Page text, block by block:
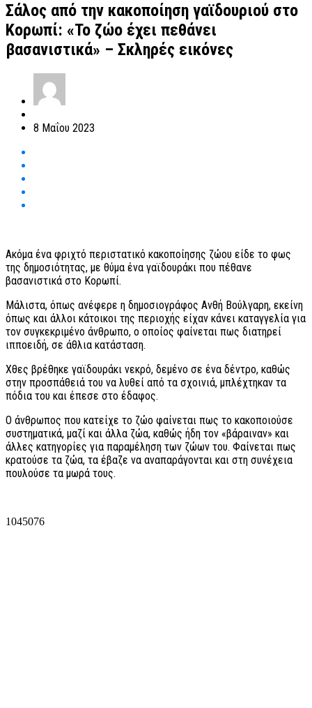
Σάλος από την κακοποίηση γαϊδουριού στο
Κορωπί: «Το ζώο έχει πεθάνει
βασανιστικά» – Σκληρές εικόνες
8 Μαΐου 2023
Ακόμα ένα φριχτό περιστατικό κακοποίησης ζώου είδε το φως
της δημοσιότητας, με θύμα ένα γαϊδουράκι που πέθανε
βασανιστικά στο Κορωπί.
Μάλιστα, όπως ανέφερε η δημοσιογράφος Ανθή Βούλγαρη, εκείνη
όπως και άλλοι κάτοικοι της περιοχής είχαν κάνει καταγγελία για
τον συγκεκριμένο άνθρωπο, ο οποίος φαίνεται πως διατηρεί
ιπποειδή, σε άθλια κατάσταση.
Χθες βρέθηκε γαϊδουράκι νεκρό, δεμένο σε ένα δέντρο, καθώς
στην προσπάθειά του να λυθεί από τα σχοινιά, μπλέχτηκαν τα
πόδια του και έπεσε στο έδαφος.
Ο άνθρωπος που κατείχε το ζώο φαίνεται πως το κακοποιούσε
συστηματικά, μαζί και άλλα ζώα, καθώς ήδη τον «βάραιναν» και
άλλες κατηγορίες για παραμέληση των ζώων του. Φαίνεται πως
κρατούσε τα ζώα, τα έβαζε να αναπαράγονται και στη συνέχεια
πουλούσε τα μωρά τους.